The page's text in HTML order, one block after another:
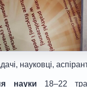
науковці,
науки 18–22